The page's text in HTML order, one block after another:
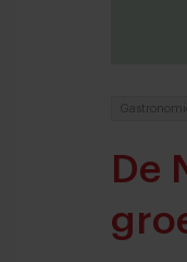
Gastronomie
De